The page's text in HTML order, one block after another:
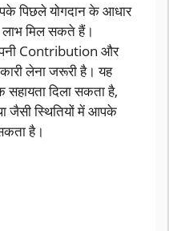
पिछले योगदान के आधार
मिल सकते हैं।
Contribution और
लेना जरूरी है। यह
दिला सकता है,
जैसी स्थितियों में आपके
है।